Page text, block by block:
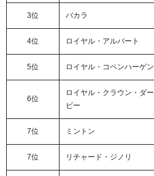
3位 バカラ
4位 ロイヤル・アルバート
5位 ロイヤル・コペンハーゲン
6位
ロイヤル・クラウン・ダー
ビー
7位 ミントン
7位 リチャード・ジノリ